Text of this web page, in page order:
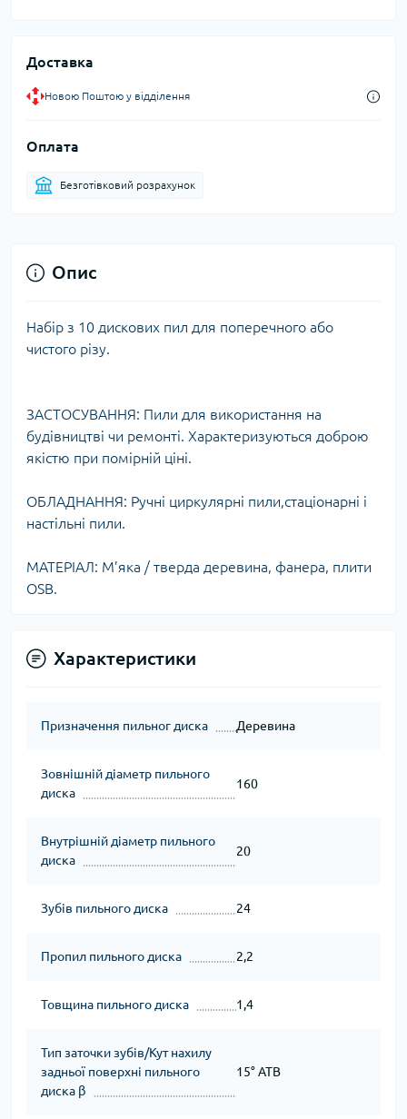
Доставка
Новою Поштою у відділення
Оплата
Безготівковий розрахунок
Опис
Набір з 10 дискових пил для поперечного або
чистого різу.
ЗАСТОСУВАННЯ: Пили для використання на
будівництві чи ремонті. Характеризуються доброю
якістю при помірній ціні.
ОБЛАДНАННЯ: Ручні циркулярні пили,стаціонарні і
настільні пили.
МАТЕРІАЛ: М’яка / тверда деревина, фанера, плити
OSB.
Характеристики
Призначення пильног диска Деревина
Зовнішній діаметр пильного
диска
160
Внутрішній діаметр пильного
диска
20
Зубів пильного диска 24
Пропил пильного диска 2,2
Товщина пильного диска 1,4
Тип заточки зубів/Кут нахилу
задньої поверхні пильного
диска β
15° ATB